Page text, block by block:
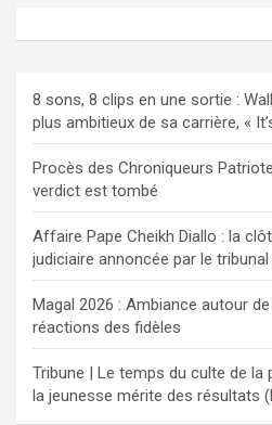
8 sons, 8 clips en une sortie :
plus ambitieux de sa carrière, «
Procès des Chroniqueurs
verdict est tombé
Affaire Pape Cheikh Diallo : la
judiciaire annoncée par le
Magal 2026 : Ambiance autour
réactions des fidèles
Tribune | Le temps du culte de la
la jeunesse mérite des résultats